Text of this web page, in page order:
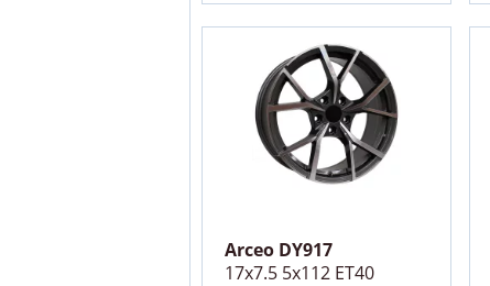
Arceo DY917
17x7.5 5x112 ET40